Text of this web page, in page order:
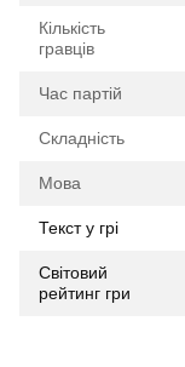
Кількість
гравців
Час партій
Складність
Мова
Текст у грі
Світовий
рейтинг гри